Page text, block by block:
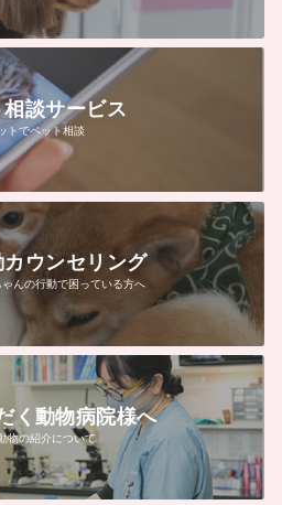
談サービス
トでペット相談
ウンセリング
んの行動で困っている方へ
く動物病院様へ
物の紹介について